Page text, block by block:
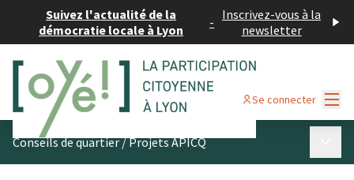
Suivez l'actualité de la
démocratie locale à Lyon
- Inscrivez-vous à la
newsletter
Se connecter
Conseils de quartier/Projets APICQ